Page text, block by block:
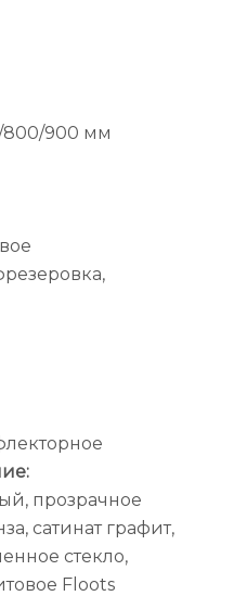
800/900 мм
прозрачное
сатинат графит,
стекло,
Floots